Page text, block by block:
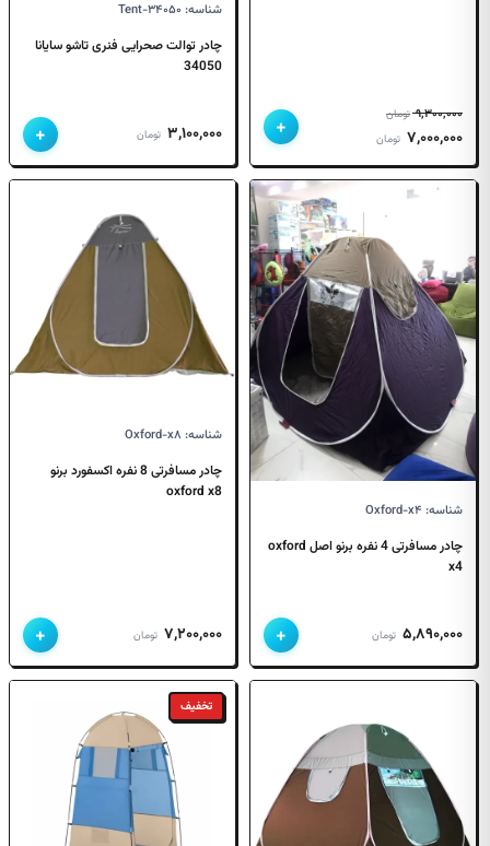
۹,۳۰۰,۰۰۰ تومان
قیمت
اصلی
۹,۳۰۰,۰۰۰ تومان
۷,۰۰۰,۰۰۰ تومانقیمت
فعلی
۷,۰۰۰,۰۰۰ تومان
است.
+
شناسه: Tent-۳۴۰۵۰
چادر توالت صحرایی فنری تاشو سایانا
34050
۳,۱۰۰,۰۰۰ تومان +
شناسه: Oxford-x۴
چادر مسافرتی 4 نفره برنو اصل oxford
x4
۵,۸۹۰,۰۰۰ تومان +
شناسه: Oxford-x۸
چادر مسافرتی 8 نفره اکسفورد برنو
oxford x8
۷,۲۰۰,۰۰۰ تومان +
تخفیف